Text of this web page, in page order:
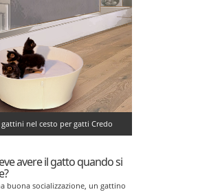
nel cesto per gatti Credo
avere il gatto quando si
buona socializzazione, un gattino